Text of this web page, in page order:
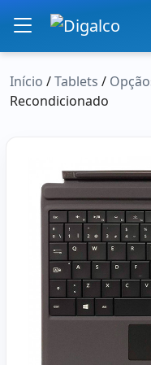
Navegação
Início /Tablets /
Recondicionado